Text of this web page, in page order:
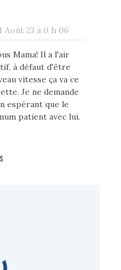
Août 23 à 0 h 06
Mama! Il a l'air
à défaut d'être
vitesse ça va ce
Je ne demande
espérant que le
patient avec lui.